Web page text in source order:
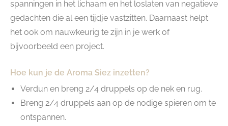
spanningen in het lichaam en het loslaten van negatieve
gedachten die al een tijdje vastzitten. Daarnaast helpt
het ook om nauwkeurig te zijn in je werk of
bijvoorbeeld een project.
Hoe kun je de Aroma Siez inzetten?
Verdun en breng 2/4 druppels op de nek en rug.
Breng 2/4 druppels aan op de nodige spieren om te
ontspannen.